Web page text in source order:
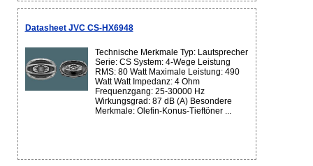
Datasheet JVC CS-HX6948
Technische Merkmale Typ: Lautsprecher
Serie: CS System: 4-Wege Leistung
RMS: 80 Watt Maximale Leistung: 490
Watt Watt Impedanz: 4 Ohm
Frequenzgang: 25-30000 Hz
Wirkungsgrad: 87 dB (A) Besondere
Merkmale: Olefin-Konus-Tieftöner ...